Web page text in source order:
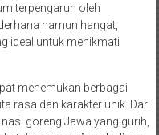
terpengaruh oleh
namun hangat,
ideal untuk menikmati
menemukan berbagai
rasa dan karakter unik. Dari
goreng Jawa yang gurih,